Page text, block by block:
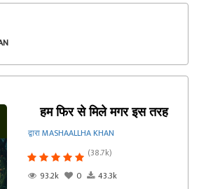
हम फिर से मिले मगर इस तरह
द्वारा MASHAALLHA KHAN
(38.7k)
93.2k
0 43.3k